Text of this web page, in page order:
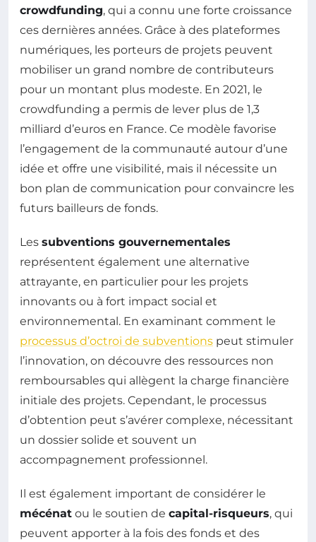
crowdfunding, qui a connu une forte croissance
ces dernières années. Grâce à des plateformes
numériques, les porteurs de projets peuvent
mobiliser un grand nombre de contributeurs
pour un montant plus modeste. En 2021, le
crowdfunding a permis de lever plus de 1,3
milliard d’euros en France. Ce modèle favorise
l’engagement de la communauté autour d’une
idée et offre une visibilité, mais il nécessite un
bon plan de communication pour convaincre les
futurs bailleurs de fonds.
Les subventions gouvernementales
représentent également une alternative
attrayante, en particulier pour les projets
innovants ou à fort impact social et
environnemental. En examinant comment le
processus d’octroi de subventions peut stimuler
l’innovation, on découvre des ressources non
remboursables qui allègent la charge financière
initiale des projets. Cependant, le processus
d’obtention peut s’avérer complexe, nécessitant
un dossier solide et souvent un
accompagnement professionnel.
Il est également important de considérer le
mécénat ou le soutien de capital-risqueurs, qui
peuvent apporter à la fois des fonds et des